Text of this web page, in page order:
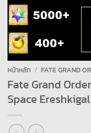
หน้าหลัก / FATE GRAND
Fate Grand
Space